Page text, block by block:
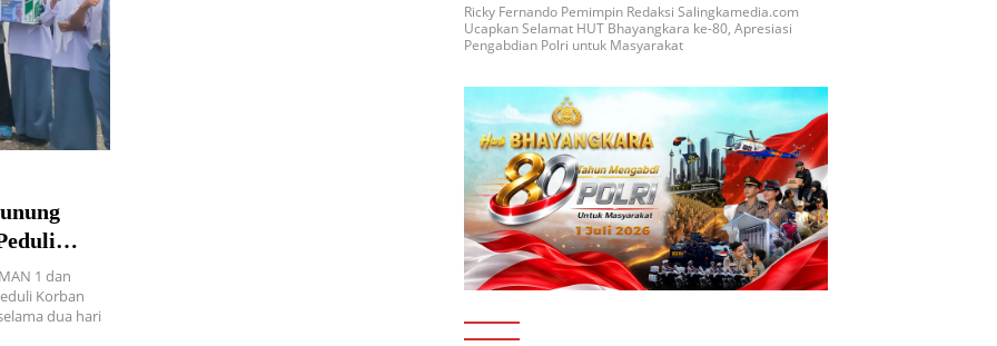
1 dan
Korban
dua hari
Ricky Fernando Pemimpin Redaksi Salingkamedia.com
Ucapkan Selamat HUT Bhayangkara ke-80, Apresiasi
Pengabdian Polri untuk Masyarakat